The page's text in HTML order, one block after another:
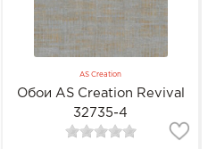
AS Creation
Обои AS Creation Revival
32735-4